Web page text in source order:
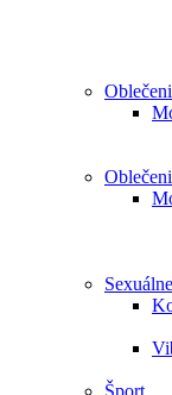
Šport